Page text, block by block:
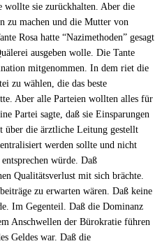
sie zurückhalten. Aber die
zu machen und die Mutter von
Rosa hatte “Nazimethoden” gesagt
ausgeben wolle. Die Tante
mitgenommen. In dem riet die
zu wählen, die das beste
Aber alle Parteien wollten alles für
Partei sagte, daß sie Einsparungen
über die ärztliche Leitung gestellt
werden sollte und nicht
würde. Daß
Qualitätsverlust mit sich brächte.
zu erwarten wären. Daß keine
Im Gegenteil. Daß die Dominanz
Anschwellen der Bürokratie führen
Geldes war. Daß die